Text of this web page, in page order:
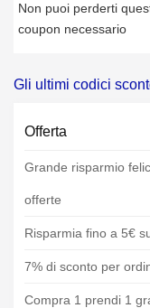
Non puoi perderti
coupon necessario
Gli ultimi codici
Offerta
Grande risparmio
offerte
Risparmia fino a 5€
7% di sconto per
Compra 1 prendi 1